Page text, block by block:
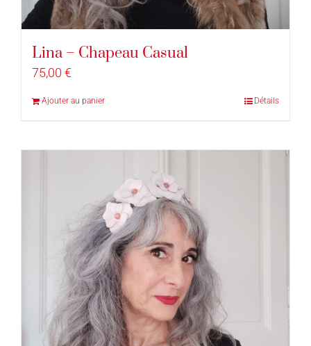
Lina – Chapeau Casual
75,00 €
Ajouter au panier Détails